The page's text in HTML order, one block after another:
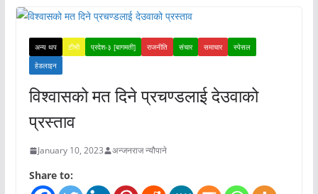
अन्य थप टीभी प्रदेश-३ [बागमती] राजनीति संचार समाचार
स्पेसल
हेडलाइन
विश्वासको मत दिने प्रचण्डलाई देउवाको
प्रस्ताव
January 10, 2023 अन्जनराज न्यौपाने
Share to: